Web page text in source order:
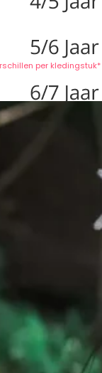
per kledingstuk*